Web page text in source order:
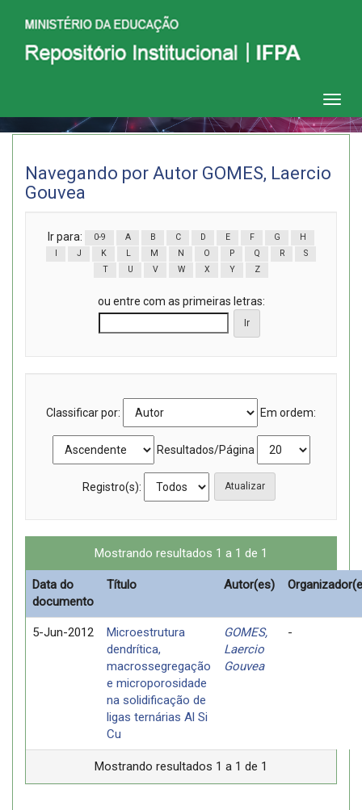
navigation
Navegando por Autor GOMES, Laercio
Gouvea
Ir para: 0-9 A B C D E F G
H
J K L M N O P Q R
S
T
U V W X Y Z
ou entre com as primeiras letras:
Classificar por: Em ordem:
Resultados/Página
Registro(s):
Mostrando resultados 1 a 1 de 1
Data do
documento
Título Autor(es)
5-Jun-2012
Microestrutura
dendrítica,
macrossegregação
e microporosidade
na solidificação de
ligas ternárias Al Si
Cu
GOMES,
Laercio
Gouvea
-
Mostrando resultados 1 a 1 de 1